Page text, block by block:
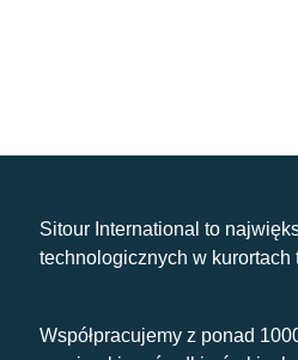
Sitour International to
technologicznych w kurortach
Współpracujemy z ponad